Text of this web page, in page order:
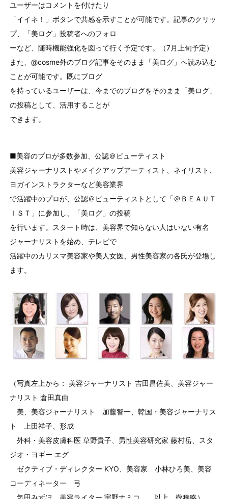
ユーザーはコメントを付けたり
「イイネ！」ボタンで共感を示すことが可能です。記事のクリッ
プ、「美ログ」投稿者へのフォロ
ーなど、随時機能強化を図って行く予定です。（7月上旬予定）
また、@cosme外のブログ記事をそのまま「美ログ」へ読み込む
ことが可能です。既にブログ
を持っているユーザーは、今までのブログをそのまま「美ログ」
の投稿として、活用することが
できます。
■美容のプロが多数参加、公認＠ビューティスト
美容ジャーナリストやメイクアップアーティスト、ネイリスト、
ヨガインストラクターなど美容業界
で活躍中のプロが、公認＠ビューティストとして「＠ＢＥＡＵＴ
ＩＳＴ」に参加し、「美ログ」の投稿
を行います。スタート時は、美容界で知らない人はいない有名
ジャーナリストを始め、テレビで
活躍中のカリスマ美容家や美人女医、男性美容家の各氏が登場し
ます。
（写真左上から： 美容ジャーナリスト 吉田昌佐美、美容ジャー
ナリスト 倉田真由
美、美容ジャーナリスト 加藤智一、韓国・美容ジャーナリス
ト 上田祥子、形成
外科・美容皮膚科医 草野貴子、男性美容研究家 藤村岳、スタ
ジオ・ヨギー エグ
ゼクティブ・ディレクター KYO、美容家 小林ひろ美、美容
コーディネーター 弓